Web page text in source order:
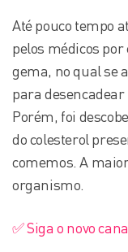
Até pouco tempo
pelos médicos
gema, no qual se
para
Porém, foi
do colesterol
comemos. A
organismo.
✅ Siga o novo